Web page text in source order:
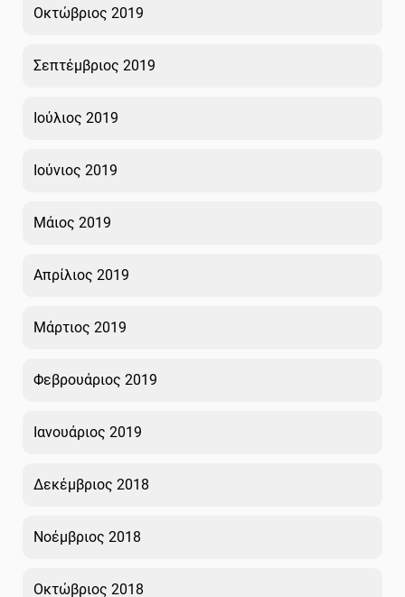
Οκτώβριος 2019
Σεπτέμβριος 2019
Ιούλιος 2019
Ιούνιος 2019
Μάιος 2019
Απρίλιος 2019
Μάρτιος 2019
Φεβρουάριος 2019
Ιανουάριος 2019
Δεκέμβριος 2018
Νοέμβριος 2018
Οκτώβριος 2018